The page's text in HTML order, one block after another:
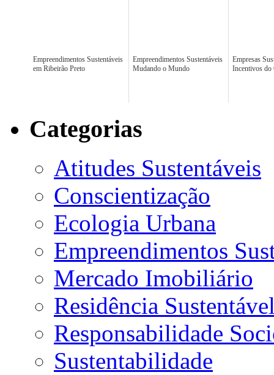
Empreendimentos Sustentáveis
em Ribeirão Preto
Empreendimentos Sustentáveis
Mudando o Mundo
Empresas
Incentivos do
Categorias
Atitudes Sustentáveis
Conscientização
Ecologia Urbana
Empreendimentos
Mercado Imobiliário
Residência
Responsabilidade
Sustentabilidade